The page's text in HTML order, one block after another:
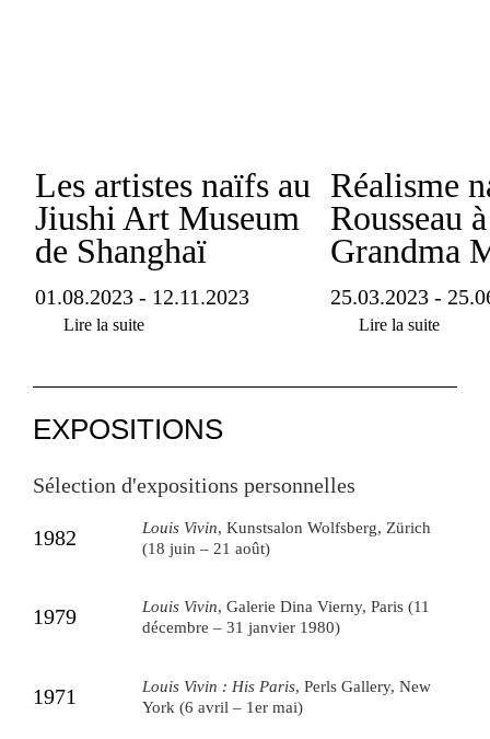
Les artistes naïfs au
Jiushi Art Museum
de Shanghaï
01.08.2023 - 12.11.2023
Lire la suite
Réalisme
Rousseau à
Grandma
25.03.2023 -
Lire la suite
EXPOSITIONS
Sélection d'expositions personnelles
1982 Louis Vivin, Kunstsalon Wolfsberg, Zürich
(18 juin – 21 août)
1979 Louis Vivin, Galerie Dina Vierny, Paris (11
décembre – 31 janvier 1980)
1971 Louis Vivin : His Paris, Perls Gallery, New
York (6 avril – 1er mai)